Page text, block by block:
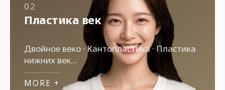
02
Пластика век
Двойное веко · Кантопластика · Пластика
нижних век
Моделирование естественных линий с
учетом пропорций лица
MORE +